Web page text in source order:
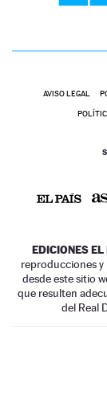
AVISO LEGAL
EDICIONES
reproducciones y
desde este sitio
que resulten
del Real